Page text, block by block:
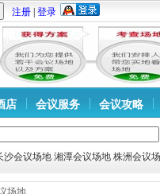
注册 登录
店 会议服务 会议攻略
沙会议场地 湘潭会议场地 株洲会议
场地